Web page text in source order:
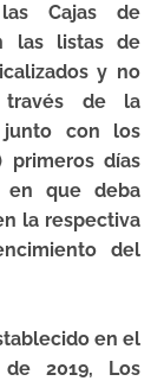
Cajas de
las listas de
y no
través de la
junto con los
primeros días
que deba
la respectiva
del
en el
2019, Los